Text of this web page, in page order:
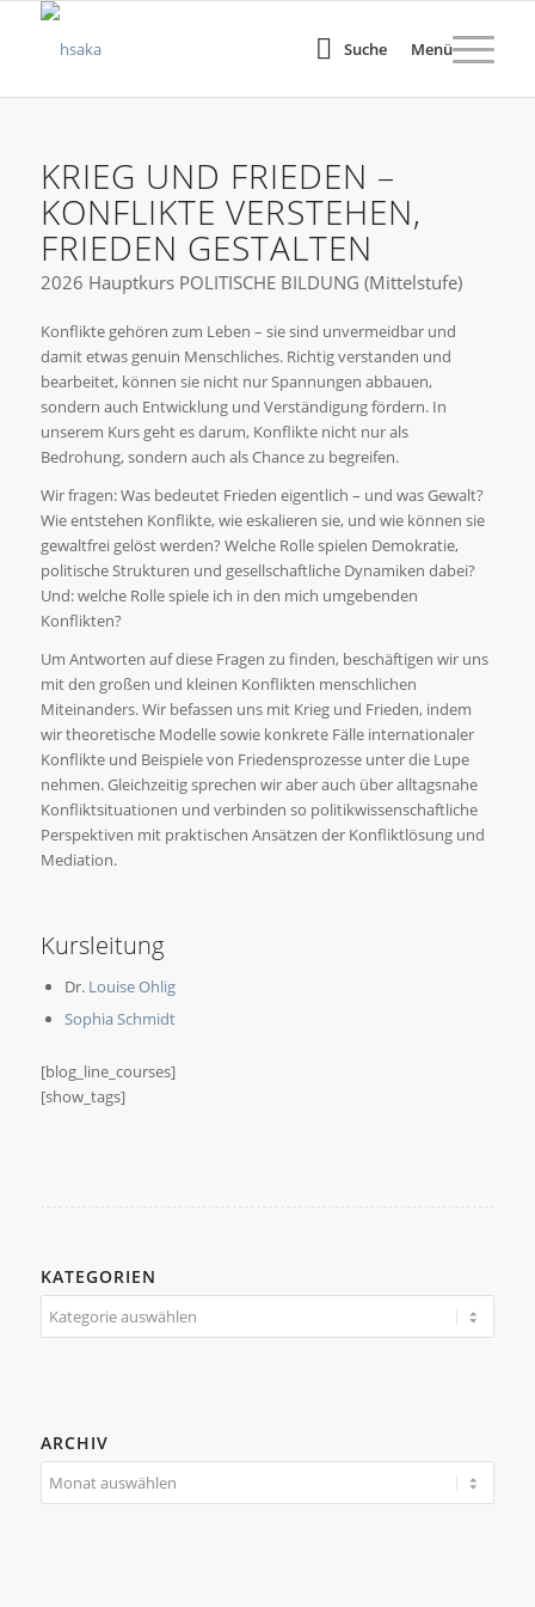
Suche Menü
KRIEG UND FRIEDEN –
KONFLIKTE VERSTEHEN,
FRIEDEN GESTALTEN
2026 Hauptkurs POLITISCHE BILDUNG (Mittelstufe)
Konflikte gehören zum Leben – sie sind unvermeidbar und
damit etwas genuin Menschliches. Richtig verstanden und
bearbeitet, können sie nicht nur Spannungen abbauen,
sondern auch Entwicklung und Verständigung fördern. In
unserem Kurs geht es darum, Konflikte nicht nur als
Bedrohung, sondern auch als Chance zu begreifen.
Wir fragen: Was bedeutet Frieden eigentlich – und was Gewalt?
Wie entstehen Konflikte, wie eskalieren sie, und wie können sie
gewaltfrei gelöst werden? Welche Rolle spielen Demokratie,
politische Strukturen und gesellschaftliche Dynamiken dabei?
Und: welche Rolle spiele ich in den mich umgebenden
Konflikten?
Um Antworten auf diese Fragen zu finden, beschäftigen wir uns
mit den großen und kleinen Konflikten menschlichen
Miteinanders. Wir befassen uns mit Krieg und Frieden, indem
wir theoretische Modelle sowie konkrete Fälle internationaler
Konflikte und Beispiele von Friedensprozesse unter die Lupe
nehmen. Gleichzeitig sprechen wir aber auch über alltagsnahe
Konfliktsituationen und verbinden so politikwissenschaftliche
Perspektiven mit praktischen Ansätzen der Konfliktlösung und
Mediation.
Kursleitung
Dr. Louise Ohlig
Sophia Schmidt
[blog_line_courses]
[show_tags]
KATEGORIEN
Kategorien
ARCHIV